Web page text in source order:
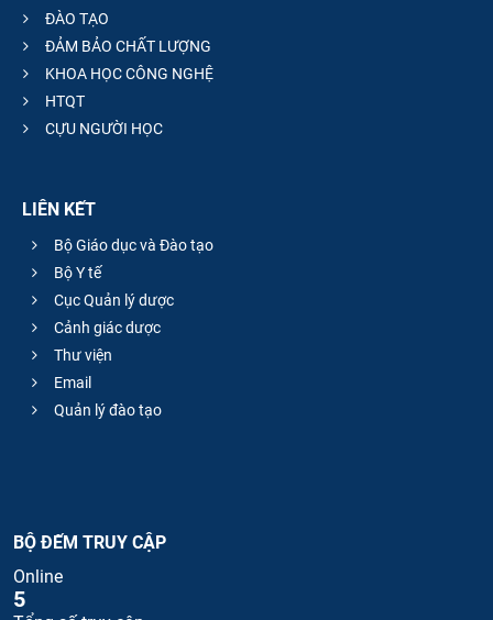
ĐÀO TẠO
ĐẢM BẢO CHẤT LƯỢNG
KHOA HỌC CÔNG NGHỆ
HTQT
CỰU NGƯỜI HỌC
LIÊN KẾT
Bộ Giáo dục và Đào tạo
Bộ Y tế
Cục Quản lý dược
Cảnh giác dược
Thư viện
Email
Quản lý đào tạo
BỘ ĐẾM TRUY CẬP
Online
5